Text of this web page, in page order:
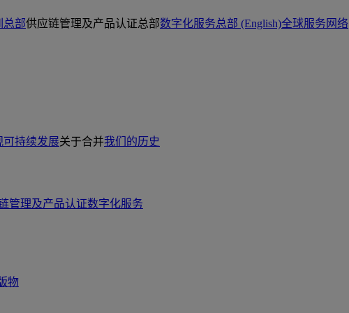
总部供应链管理及产品认证总部数字化服务总部 (English)全球服务网络
可持续发展关于合并我们的历史
管理及产品认证数字化服务
物